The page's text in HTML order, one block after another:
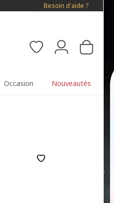
Besoin d'aide ?
Occasion Nouveautés